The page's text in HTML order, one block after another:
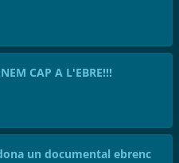
CAP A L'EBRE!!!
un documental ebrenc